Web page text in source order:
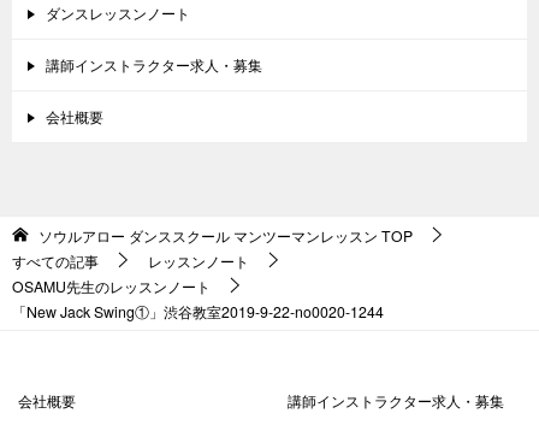
ダンスレッスンノート
講師インストラクター求人・募集
会社概要
ソウルアロー ダンススクール マンツーマンレッスン TOP
すべての記事
レッスンノート
OSAMU先生のレッスンノート
「New Jack Swing①」渋谷教室2019-9-22-no0020-1244
会社概要 講師インストラクター求人・募集